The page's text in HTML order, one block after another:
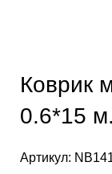
Коврик
0.6*15
Артикул: